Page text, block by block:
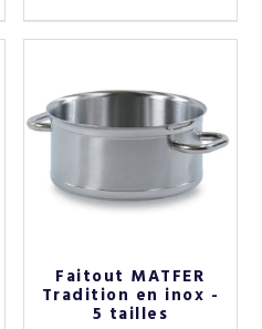
Faitout MATFER
Tradition en inox -
5 tailles